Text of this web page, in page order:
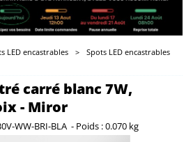
LED encastrables >
Spots LED encastrables
carré blanc 7W,
- Miror
WW-BRI-BLA - Poids :0.070 kg